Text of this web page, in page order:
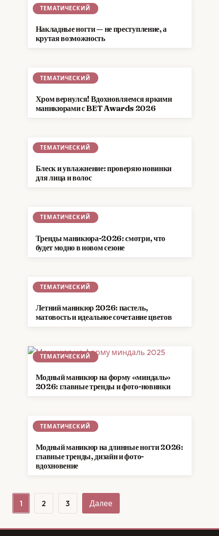
ТЕМАТИЧЕСКИЙ
Накладные ногти — не преступление, а
крутая возможность
ТЕМАТИЧЕСКИЙ
Хром вернулся! Вдохновляемся яркими
маникюрами с BET Awards 2026
ТЕМАТИЧЕСКИЙ
Блеск и увлажнение: проверяю новинки
для лица и волос
ТЕМАТИЧЕСКИЙ
Тренды маникюра-2026: смотри, что
будет модно в новом сезоне
ТЕМАТИЧЕСКИЙ
Летний маникюр 2026: пастель,
матовость и идеальное сочетание цветов
ТЕМАТИЧЕСКИЙ
Модный маникюр на форму «миндаль»
2026: главные тренды и фото-новинки
ТЕМАТИЧЕСКИЙ
Модный маникюр на длинные ногти 2026:
главные тренды, дизайн и фото-
вдохновение
записей
1 2 3 Далее